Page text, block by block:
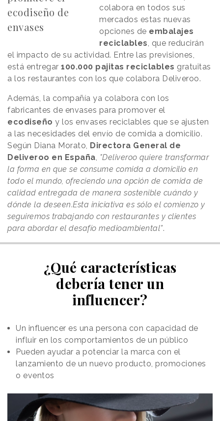
ecodiseño de
envases
colabora en todos sus
mercados estas nuevas
opciones de embalajes
reciclables, que reducirán
el impacto de su actividad. Entre las previsiones,
está entregar 100.000 pajitas reciclables gratuitas
a los restaurantes con los que colabora Deliveroo.
Además, la compañía ya colabora con los
fabricantes de envases para promover el
ecodiseño y los envases reciclables que se ajusten
a las necesidades del envío de comida a domicilio.
Según Diana Morato, Directora General de
Deliveroo en España, "Deliveroo quiere transformar
la forma en que se consume comida a domicilio en
todo el mundo, ofreciendo una opción de comida de
calidad entregada de manera sostenible cuándo y
dónde la deseen.Esta iniciativa es sólo el comienzo y
seguiremos trabajando con restaurantes y clientes
para abordar el desafío medioambiental”.
¿Qué características
debería tener un
influencer?
Un influencer es una persona con capacidad de
influir en los comportamientos de un público
Pueden ayudar a potenciar la marca con el
lanzamiento de un nuevo producto, promociones
o eventos